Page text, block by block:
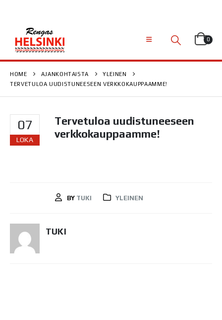
0
HOME AJANKOHTAISTA
YLEINEN
TERVETULOA UUDISTUNEESEEN VERKKOKAUPPAAMME!
07
LOKA
Tervetuloa uudistuneeseen
verkkokauppaamme!
BY TUKI YLEINEN
TUKI